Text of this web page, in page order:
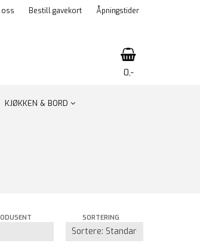
oss Bestill gavekort Åpningstider
0,-
KJØKKEN & BORD
SORTERING